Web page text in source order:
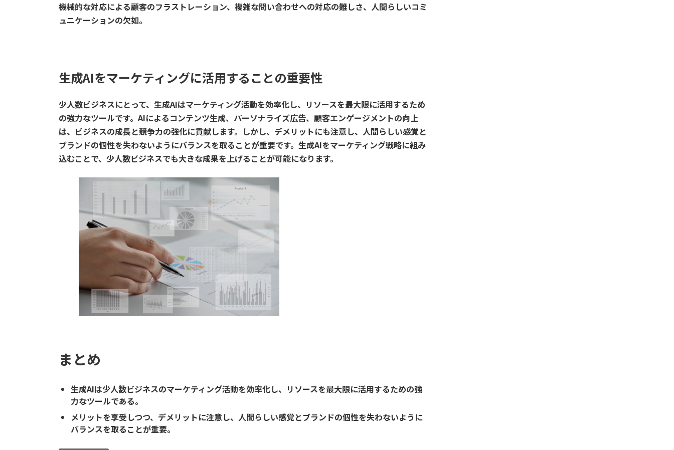
機械的な対応による顧客のフラストレーション、複雑な問い合わせへの対応の難しさ、人間らしいコミ
ュニケーションの欠如。
生成AIをマーケティングに活用することの重要性
少人数ビジネスにとって、生成AIはマーケティング活動を効率化し、リソースを最大限に活用するため
の強力なツールです。AIによるコンテンツ生成、パーソナライズ広告、顧客エンゲージメントの向上
は、ビジネスの成長と競争力の強化に貢献します。しかし、デメリットにも注意し、人間らしい感覚と
ブランドの個性を失わないようにバランスを取ることが重要です。生成AIをマーケティング戦略に組み
込むことで、少人数ビジネスでも大きな成果を上げることが可能になります。
まとめ
生成AIは少人数ビジネスのマーケティング活動を効率化し、リソースを最大限に活用するための強
力なツールである。
メリットを享受しつつ、デメリットに注意し、人間らしい感覚とブランドの個性を失わないように
バランスを取ることが重要。